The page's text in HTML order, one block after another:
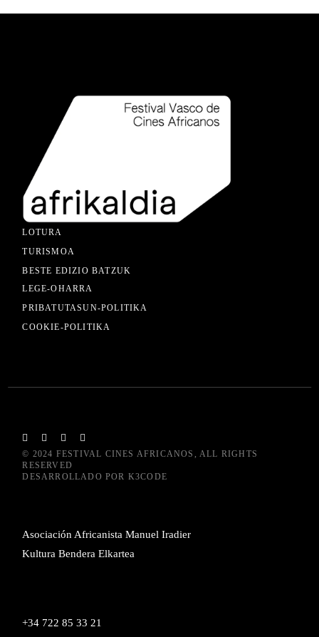
LOTURA
TURISMOA
BESTE EDIZIO BATZUK
LEGE-OHARRA
PRIBATUTASUN-POLITIKA
COOKIE-POLITIKA
© 2024 FESTIVAL CINES AFRICANOS , ALL RIGHTS
RESERVED
DESARROLLADO POR K3CODE
Asociación Africanista Manuel Iradier
Kultura Bendera Elkartea
+34 722 85 33 21